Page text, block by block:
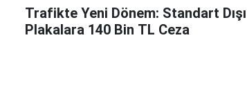
Trafikte Yeni Dönem: Standart Dışı
Plakalara 140 Bin TL Ceza